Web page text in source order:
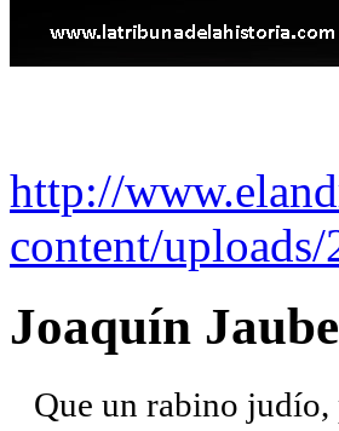
http://
content/
Joaquín
Que un rabino judío,